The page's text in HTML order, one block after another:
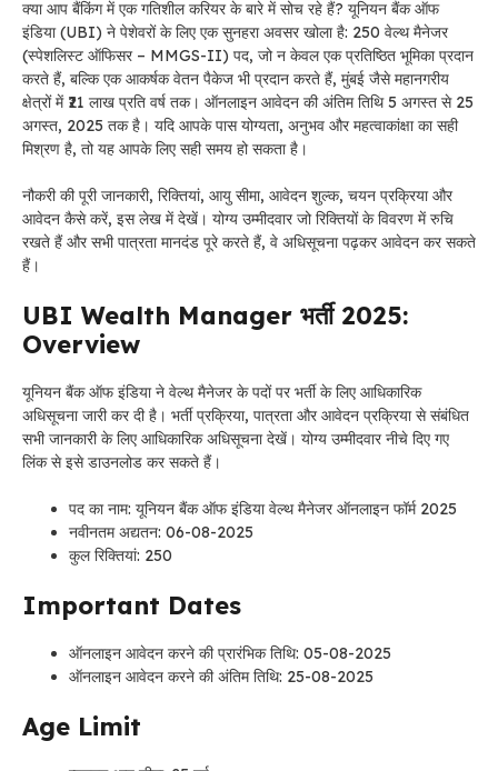
क्या आप बैंकिंग में एक गतिशील करियर के बारे में सोच रहे हैं? यूनियन बैंक ऑफ
इंडिया (UBI) ने पेशेवरों के लिए एक सुनहरा अवसर खोला है: 250 वेल्थ मैनेजर
(स्पेशलिस्ट ऑफिसर – MMGS-II) पद, जो न केवल एक प्रतिष्ठित भूमिका प्रदान
करते हैं, बल्कि एक आकर्षक वेतन पैकेज भी प्रदान करते हैं, मुंबई जैसे महानगरीय
क्षेत्रों में ₹21 लाख प्रति वर्ष तक। ऑनलाइन आवेदन की अंतिम तिथि 5 अगस्त से 25
अगस्त, 2025 तक है। यदि आपके पास योग्यता, अनुभव और महत्वाकांक्षा का सही
मिश्रण है, तो यह आपके लिए सही समय हो सकता है।
नौकरी की पूरी जानकारी, रिक्तियां, आयु सीमा, आवेदन शुल्क, चयन प्रक्रिया और
आवेदन कैसे करें, इस लेख में देखें। योग्य उम्मीदवार जो रिक्तियों के विवरण में रुचि
रखते हैं और सभी पात्रता मानदंड पूरे करते हैं, वे अधिसूचना पढ़कर आवेदन कर सकते
हैं।
UBI Wealth Manager भर्ती 2025:
Overview
यूनियन बैंक ऑफ इंडिया ने वेल्थ मैनेजर के पदों पर भर्ती के लिए आधिकारिक
अधिसूचना जारी कर दी है। भर्ती प्रक्रिया, पात्रता और आवेदन प्रक्रिया से संबंधित
सभी जानकारी के लिए आधिकारिक अधिसूचना देखें। योग्य उम्मीदवार नीचे दिए गए
लिंक से इसे डाउनलोड कर सकते हैं।
पद का नाम: यूनियन बैंक ऑफ इंडिया वेल्थ मैनेजर ऑनलाइन फॉर्म 2025
नवीनतम अद्यतन: 06-08-2025
कुल रिक्तियां: 250
Important Dates
ऑनलाइन आवेदन करने की प्रारंभिक तिथि: 05-08-2025
ऑनलाइन आवेदन करने की अंतिम तिथि: 25-08-2025
Age Limit